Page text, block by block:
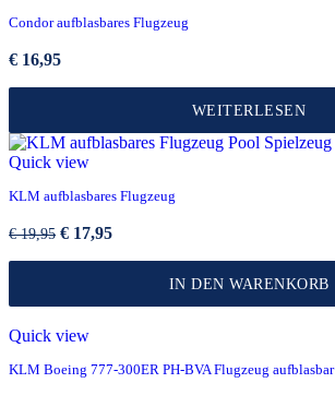
Condor aufblasbares Flugzeug
€ 16,95
WEITERLESEN
Quick view
KLM aufblasbares Flugzeug
€19,95 Ursprünglicher
€ 17,95Aktueller
IN DEN WARENKORB
Quick view
KLM Boeing 777-300ER PH-BVA Flugzeug aufblasbar